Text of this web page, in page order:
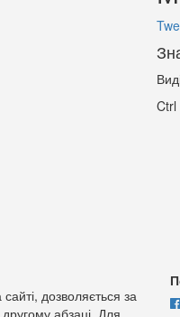
Ctrl
дозволяється за